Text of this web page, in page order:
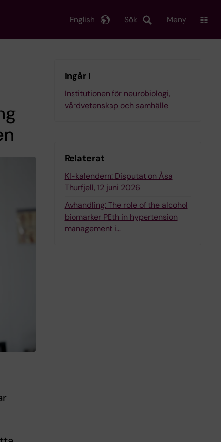
Sök
English Meny
Ingår i
Institutionen för neurobiologi,
vårdvetenskap och samhälle
Relaterat
KI-kalendern: Disputation Åsa
Thurfjell, 12 juni 2026
Avhandling: The role of the alcohol
biomarker PEth in hypertension
management i…